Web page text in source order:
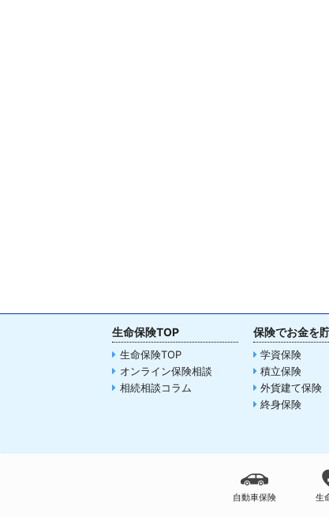
生命保険TOP
生命保険TOP
オンライン保険相談
相続相談コラム
保険でお金を
学資保険
積立保険
外貨建て保険
終身保険
自動車保険 生